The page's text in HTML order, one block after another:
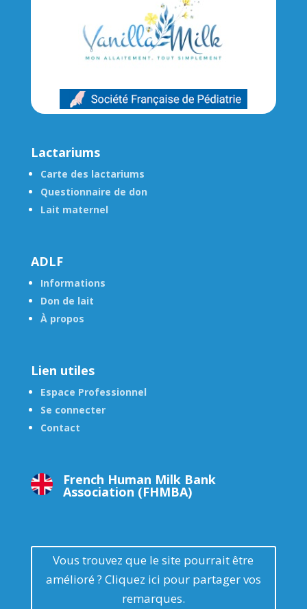
Lactariums
Carte des lactariums
Questionnaire de don
Lait maternel
ADLF
Informations
Don de lait
À propos
Lien utiles
Espace Professionnel
Se connecter
Contact
French Human Milk Bank
Association (FHMBA)
Vous trouvez que le site pourrait être
amélioré ? Cliquez ici pour partager vos
remarques.